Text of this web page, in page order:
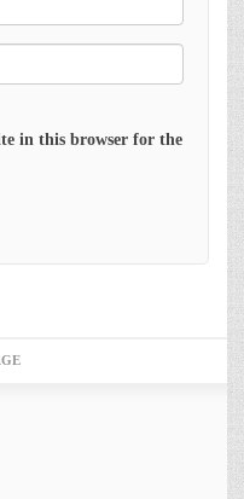
in this browser for the